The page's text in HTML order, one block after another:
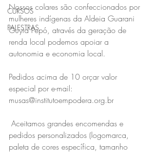
CURSOS
PALESTRAS
Nossos colares são confeccionados por
mulheres indígenas da Aldeia Guarani
Guyra Pepó, através da geração de
renda local podemos apoiar a
autonomia e economia local.
Pedidos acima de 10 orçar valor
especial por e-mail:
musas@institutoempodera.org.br
pedidos personalizados (logomarca,
paleta de cores específica, tamanho